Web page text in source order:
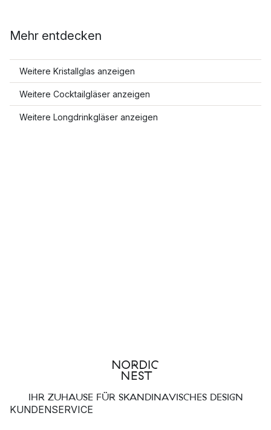
Mehr entdecken
Weitere Kristallglas anzeigen
Weitere Cocktailgläser anzeigen
Weitere Longdrinkgläser anzeigen
IHR ZUHAUSE FÜR SKANDINAVISCHES DESIGN
KUNDENSERVICE